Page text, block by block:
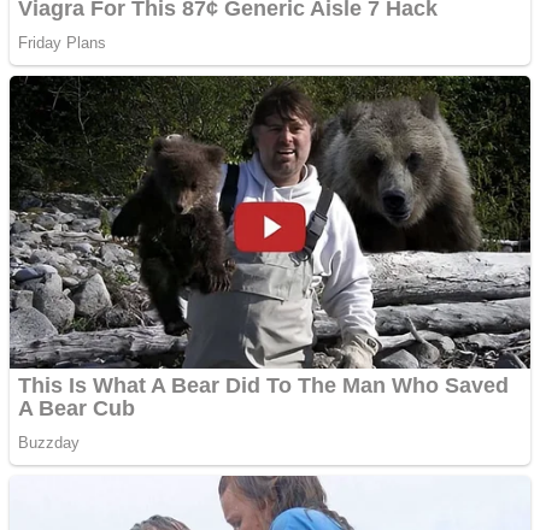
Covid-19: 755 de cazuri
pentru freze cu laser fără
metale
Răcitor de apă CW5000
pentru freze cu laser fără
metale
Cutit cositoare KUHN